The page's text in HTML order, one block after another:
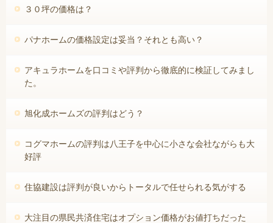
３０坪の価格は？
パナホームの価格設定は妥当？それとも高い？
アキュラホームを口コミや評判から徹底的に検証してみまし
た。
旭化成ホームズの評判はどう？
コグマホームの評判は八王子を中心に小さな会社ながらも大
好評
住協建設は評判が良いからトータルで任せられる気がする
大注目の県民共済住宅はオプション価格がお値打ちだった